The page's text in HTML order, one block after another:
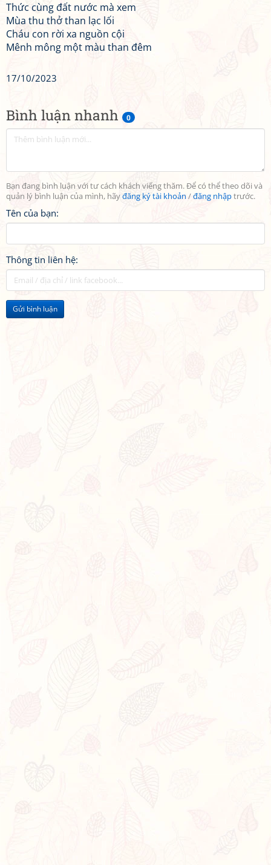
Bình luận nhanh 0
Bạn đang bình luận với tư cách khách viếng thăm. Để có thể theo dõi và
quản lý bình luận của mình, hãyđăng ký tài khoản /đăng nhậptrước.
Tên của bạn:
Thông tin liên hệ:
Gửi bình luận
Thức cùng đất nước mà xem
Mùa thu thở than lạc lối
Cháu con rời xa nguồn cội
Mênh mông một màu than đêm
17/10/2023